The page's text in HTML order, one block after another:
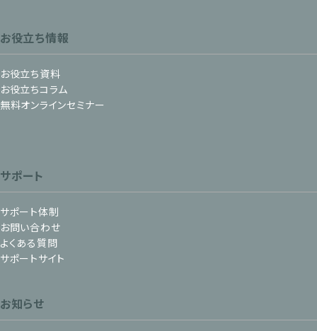
お役立ち情報
お役立ち資料
お役立ちコラム
無料オンラインセミナー
サポート
サポート体制
お問い合わせ
よくある質問
サポートサイト
お知らせ